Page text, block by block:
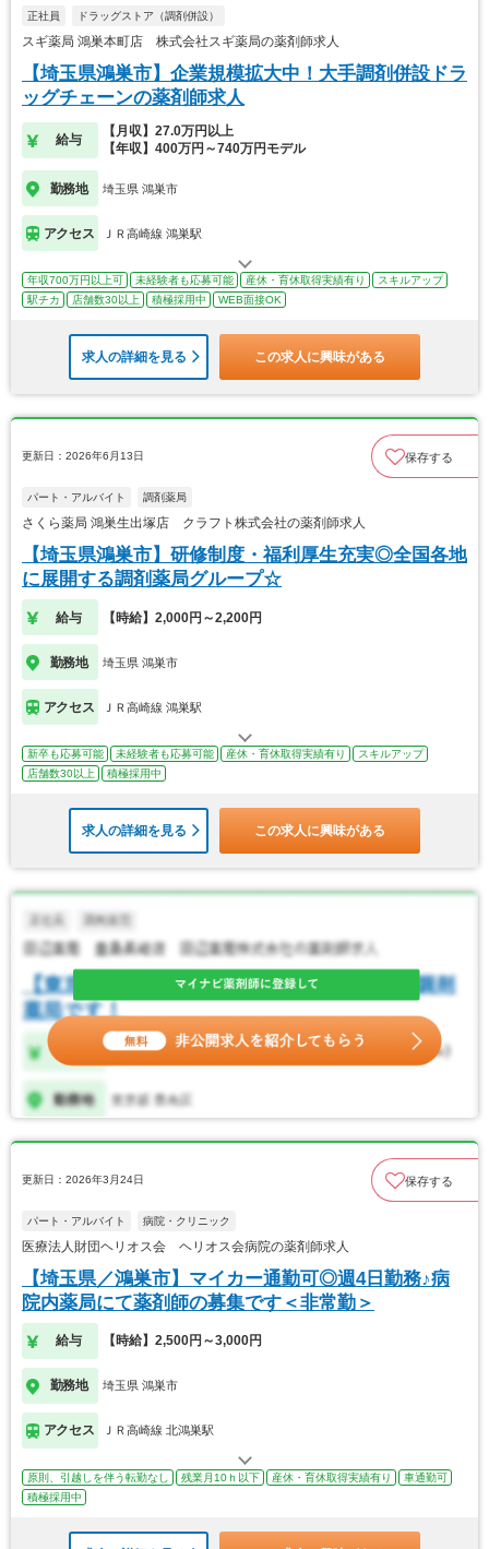
正社員 ドラッグストア（調剤併設）
スギ薬局 鴻巣本町店 株式会社スギ薬局の薬剤師求人
【埼玉県鴻巣市】企業規模拡大中！大手調剤併設ドラ
ッグチェーンの薬剤師求人
給与
【月収】27.0万円以上
【年収】400万円～740万円モデル
勤務地 埼玉県 鴻巣市
アクセス ＪＲ高崎線 鴻巣駅
年収700万円以上可 未経験者も応募可能 産休・育休取得実績有り
スキルアップ
駅チカ
店舗数30以上 積極採用中 WEB面接OK
求人の詳細を見る この求人に興味がある
更新日：2026年6月13日 保存する
パート・アルバイト 調剤薬局
さくら薬局 鴻巣生出塚店 クラフト株式会社の薬剤師求人
【埼玉県鴻巣市】研修制度・福利厚生充実◎全国各地
に展開する調剤薬局グループ☆
給与 【時給】2,000円～2,200円
勤務地 埼玉県 鴻巣市
アクセス ＪＲ高崎線 鴻巣駅
新卒も応募可能 未経験者も応募可能 産休・育休取得実績有り
スキルアップ
店舗数30以上
積極採用中
求人の詳細を見る この求人に興味がある
更新日：2026年3月24日 保存する
パート・アルバイト 病院・クリニック
医療法人財団ヘリオス会 ヘリオス会病院の薬剤師求人
【埼玉県／鴻巣市】マイカー通勤可◎週4日勤務♪病
院内薬局にて薬剤師の募集です＜非常勤＞
給与 【時給】2,500円～3,000円
勤務地 埼玉県 鴻巣市
アクセス ＪＲ高崎線 北鴻巣駅
原則、引越しを伴う転勤なし 残業月10ｈ以下 産休・育休取得実績有り
車通勤可
積極採用中